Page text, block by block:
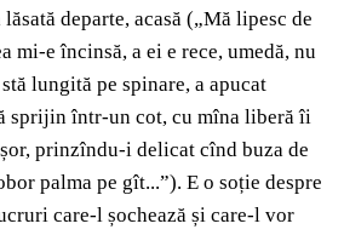
departe, acasă („Mă lipesc de
mi-e încinsă, a ei e rece, umedă, nu
lungită pe spinare, a apucat
sprijin într-un cot, cu mîna liberă îi
prinzîndu-i delicat cînd buza de
palma pe gît...”). E o soție despre
care-l șochează și care-l vor